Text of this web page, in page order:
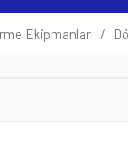
Ekipmanları